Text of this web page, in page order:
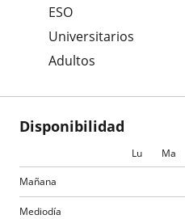
ESO
Universitarios
Adultos
Disponibilidad
Lu Ma
Mañana
Mediodía